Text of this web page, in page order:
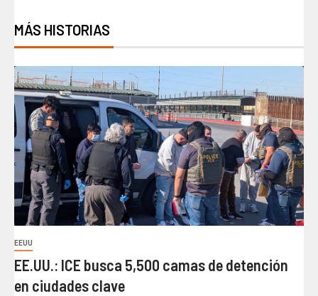
MÁS HISTORIAS
EEUU
EE.UU.: ICE busca 5,500 camas de detención
en ciudades clave